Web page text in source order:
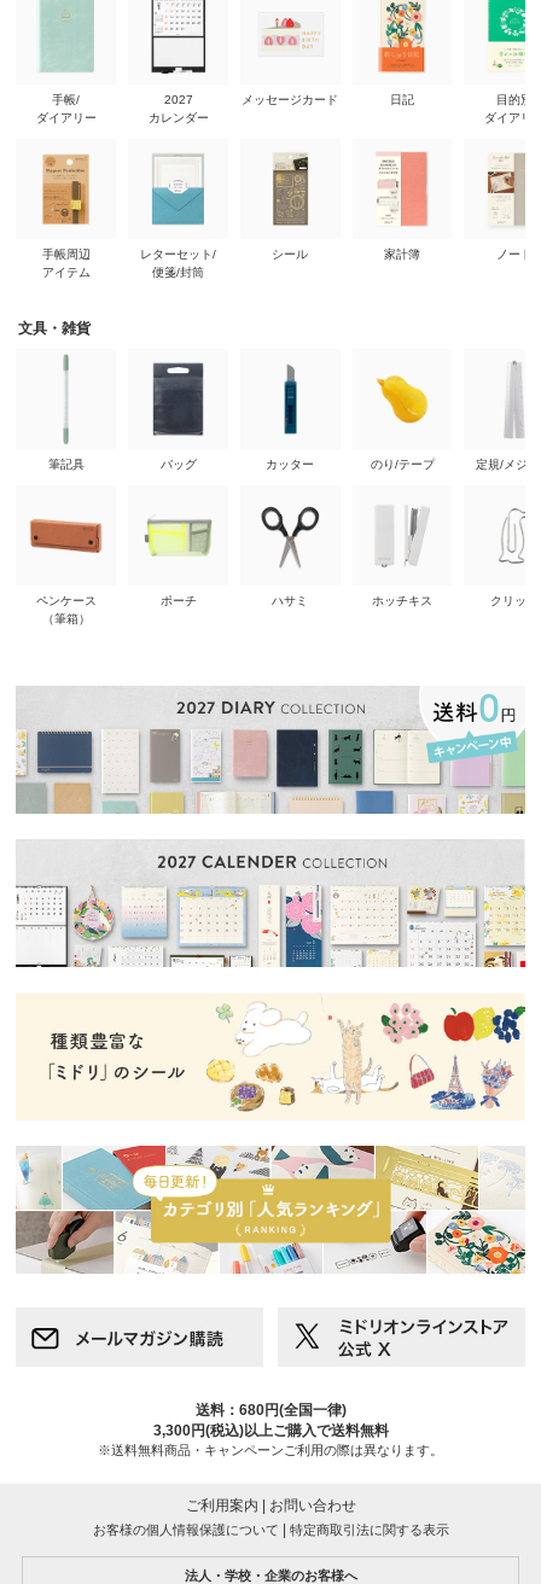
手帳/
ダイアリー
手帳周辺
アイテム
2027
カレンダー
レターセット/
便箋/封筒
メッセージカード
シール
日記
家計簿
目的別
ダイアリ
ノート
文具・雑貨
筆記具
ペンケース
（筆箱）
バッグ
ポーチ
カッター
ハサミ
のり/テープ
ホッチキス
定規/メジ
クリップ
送料：680円(全国一律)
3,300円(税込)以上ご購入で送料無料
※送料無料商品・キャンペーンご利用の際は異なります。
ご利用案内 お問い合わせ
お客様の個人情報保護について 特定商取引法に関する表示
法人・学校・企業のお客様へ